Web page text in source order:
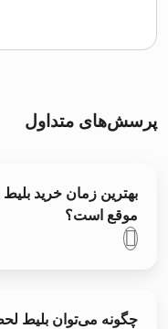
پرسش‌های متداول
بهترین زمان خرید
موقع است؟
چگونه می‌توان بلیط